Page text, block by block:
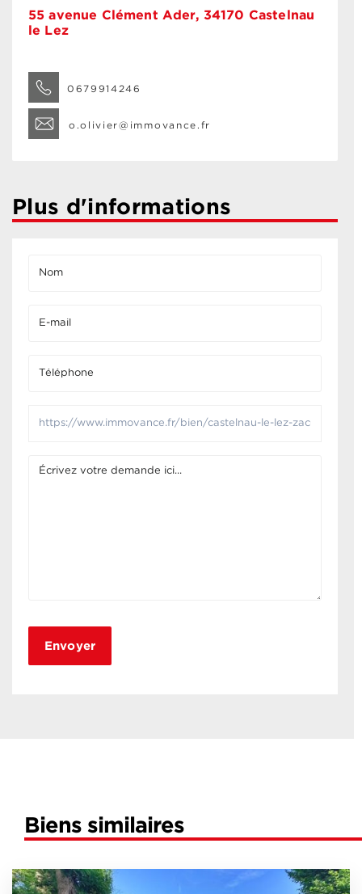
55 avenue Clément Ader, 34170 Castelnau
le Lez
0679914246
o.olivier@immovance.fr
Plus d'informations
Biens similaires